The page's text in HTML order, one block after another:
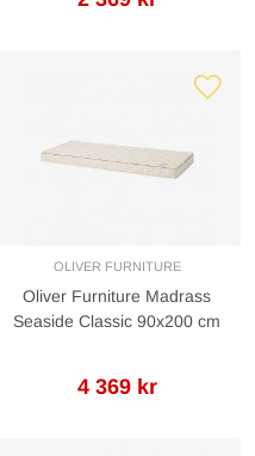
OLIVER FURNITURE
Oliver Furniture Madrass
Seaside Classic 90x200 cm
4 369 kr